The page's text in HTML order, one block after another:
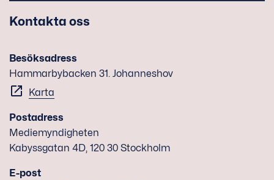
Kontakta oss
Besöksadress
Hammarbybacken 31. Johanneshov
Karta
Postadress
Mediemyndigheten
Kabyssgatan 4D, 120 30 Stockholm
E-post